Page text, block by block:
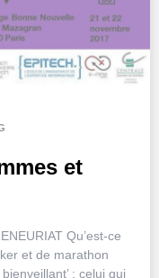
et
Qu’est-ce
et de marathon
: celui qui